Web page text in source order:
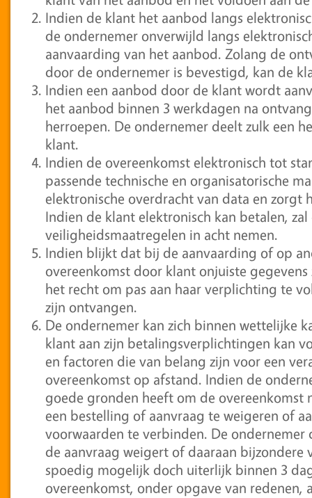
Indien de klant het aanbod langs
de ondernemer onverwijld langs
aanvaarding van het aanbod. Zolang de
door de ondernemer is bevestigd, kan de
Indien een aanbod door de klant wordt
het aanbod binnen 3 werkdagen na
herroepen. De ondernemer deelt zulk een
klant.
Indien de overeenkomst elektronisch tot
passende technische en organisatorische
elektronische overdracht van data en zorgt
Indien de klant elektronisch kan betalen,
veiligheidsmaatregelen in acht nemen.
Indien blijkt dat bij de aanvaarding of op
overeenkomst door klant onjuiste
het recht om pas aan haar verplichting te
zijn ontvangen.
De ondernemer kan zich binnen wettelijke
klant aan zijn betalingsverplichtingen kan
en factoren die van belang zijn voor een
overeenkomst op afstand. Indien de
goede gronden heeft om de overeenkomst
een bestelling of aanvraag te weigeren of
voorwaarden te verbinden. De
de aanvraag weigert of daaraan
spoedig mogelijk doch uiterlijk binnen 3
overeenkomst, onder opgave van redenen,